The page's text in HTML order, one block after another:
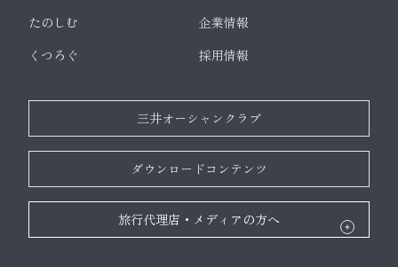
たのしむ
くつろぐ
企業情報
採用情報
三井オーシャンクラブ
ダウンロードコンテンツ
旅行代理店・メディアの方へ